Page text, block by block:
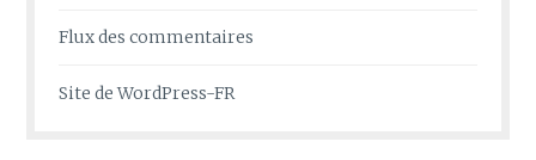
Flux des commentaires
Site de WordPress-FR